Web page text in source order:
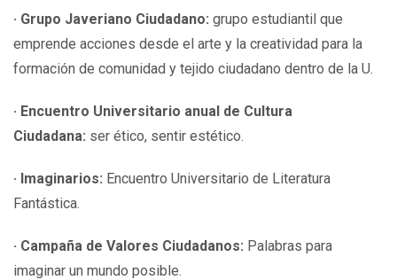
· Grupo Javeriano Ciudadano: grupo estudiantil que
emprende acciones desde el arte y la creatividad para la
formación de comunidad y tejido ciudadano dentro de la U.
· Encuentro Universitario anual de Cultura
Ciudadana: ser ético, sentir estético.
· Imaginarios: Encuentro Universitario de Literatura
Fantástica.
· Campaña de Valores Ciudadanos: Palabras para
imaginar un mundo posible.